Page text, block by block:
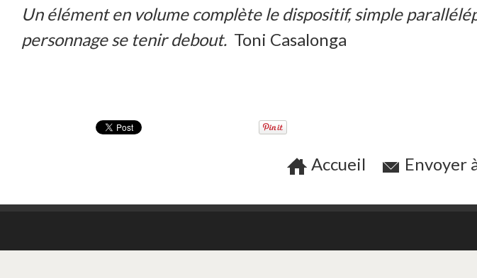
Un élément en volume complète le dispositif, simple
personnage se tenir debout. Toni Casalonga
Accueil Envoyer